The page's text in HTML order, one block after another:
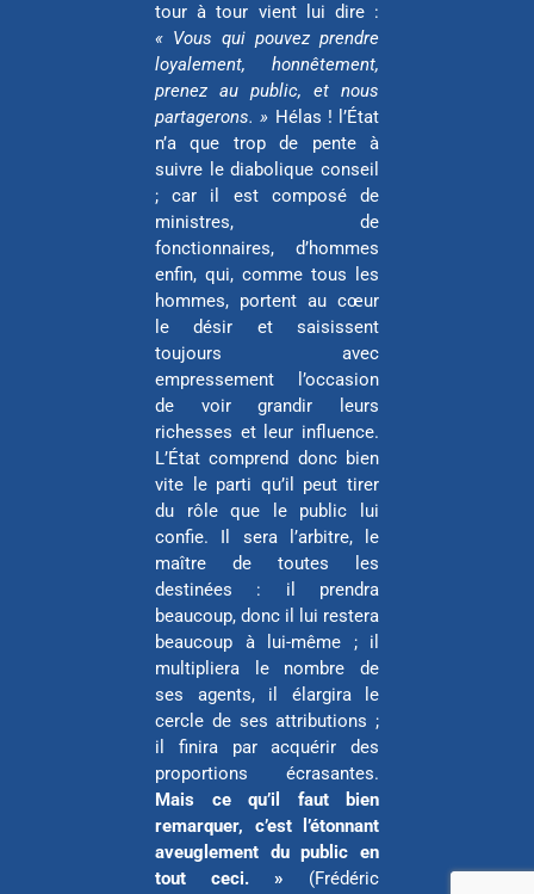
tour à tour vient lui dire :
« Vous qui pouvez prendre
loyalement, honnêtement,
prenez au public, et nous
partagerons. » Hélas ! l’État
n’a que trop de pente à
suivre le diabolique conseil
; car il est composé de
ministres, de
fonctionnaires, d’hommes
enfin, qui, comme tous les
hommes, portent au cœur
le désir et saisissent
toujours avec
empressement l’occasion
de voir grandir leurs
richesses et leur influence.
L’État comprend donc bien
vite le parti qu’il peut tirer
du rôle que le public lui
confie. Il sera l’arbitre, le
maître de toutes les
destinées : il prendra
beaucoup, donc il lui restera
beaucoup à lui-même ; il
multipliera le nombre de
ses agents, il élargira le
cercle de ses attributions ;
il finira par acquérir des
proportions écrasantes.
Mais ce qu’il faut bien
remarquer, c’est l’étonnant
aveuglement du public en
tout ceci. » (Frédéric